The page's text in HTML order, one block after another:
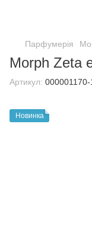
Парфумерія
Morph Zeta
Артикул: 000001170-
Новинка